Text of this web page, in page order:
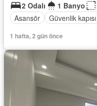
2 Odalı
1 Banyo
Asansör
Güvenlik kapısı
1 hafta, 2 gün önce